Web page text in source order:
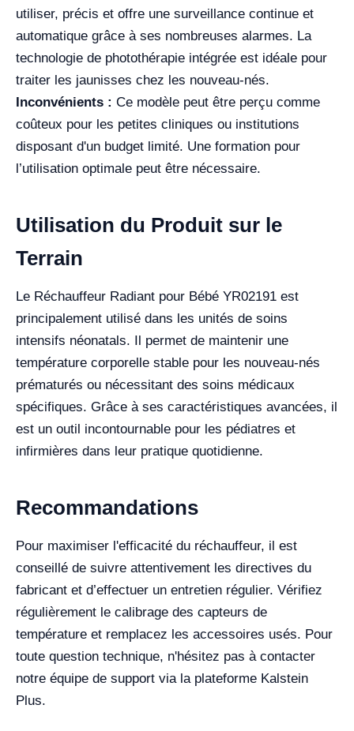
utiliser, précis et offre une surveillance continue et
automatique grâce à ses nombreuses alarmes. La
technologie de photothérapie intégrée est idéale pour
traiter les jaunisses chez les nouveau-nés.
Inconvénients : Ce modèle peut être perçu comme
coûteux pour les petites cliniques ou institutions
disposant d'un budget limité. Une formation pour
l’utilisation optimale peut être nécessaire.
Utilisation du Produit sur le
Terrain
Le Réchauffeur Radiant pour Bébé YR02191 est
principalement utilisé dans les unités de soins
intensifs néonatals. Il permet de maintenir une
température corporelle stable pour les nouveau-nés
prématurés ou nécessitant des soins médicaux
spécifiques. Grâce à ses caractéristiques avancées, il
est un outil incontournable pour les pédiatres et
infirmières dans leur pratique quotidienne.
Recommandations
Pour maximiser l'efficacité du réchauffeur, il est
conseillé de suivre attentivement les directives du
fabricant et d’effectuer un entretien régulier. Vérifiez
régulièrement le calibrage des capteurs de
température et remplacez les accessoires usés. Pour
toute question technique, n'hésitez pas à contacter
notre équipe de support via la plateforme Kalstein
Plus.